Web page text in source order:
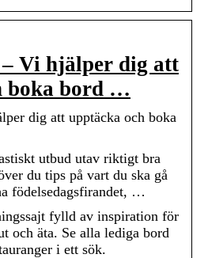
Vi hjälper dig att
boka bord …
dig att upptäcka och boka
utbud utav riktigt bra
du tips på vart du ska gå
födelsedagsfirandet, …
fylld av inspiration för
och äta. Se alla lediga bord
i ett sök.